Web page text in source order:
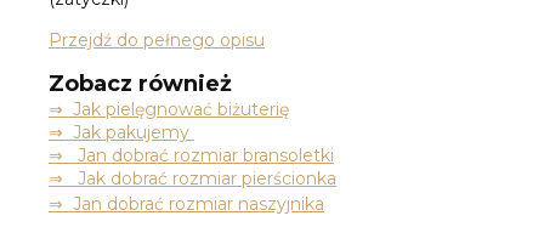
Przejdź do pełnego opisu
Zobacz również
⇒ Jak pielęgnować biżuterię
⇒ Jak pakujemy
⇒ Jan dobrać rozmiar bransoletki
⇒ Jak dobrać rozmiar pierścionka
⇒ Jan dobrać rozmiar naszyjnika